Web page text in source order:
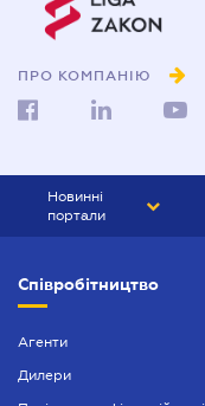
ПРО КОМПАНІЮ
Новинні
портали
БІЗНЕС
Співробітництво
Агенти
Дилери